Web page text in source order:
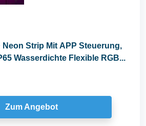
Neon Strip Mit APP Steuerung,
Wasserdichte Flexible RGB...
Zum Angebot